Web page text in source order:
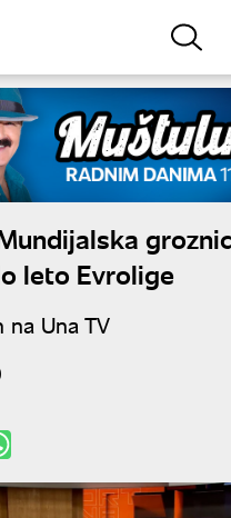
leto Evrolige
na Una TV